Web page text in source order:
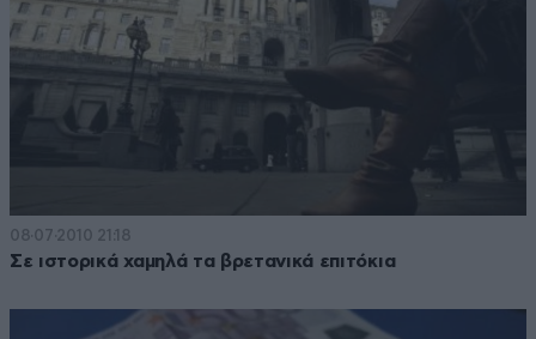
08·07·2010 21:18
Σε ιστορικά χαμηλά τα βρετανικά επιτόκια